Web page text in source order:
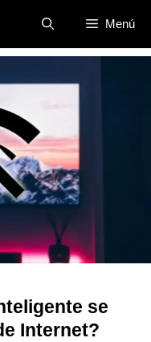
Menú
se
Internet?